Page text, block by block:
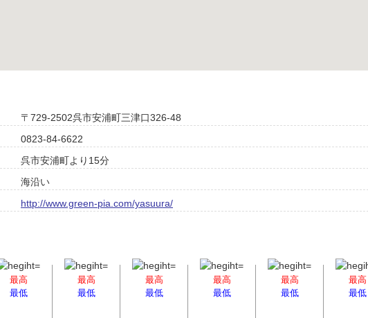
〒729-2502呉市安浦町三津口326-48
0823-84-6622
呉市安浦町より15分
海沿い
http://www.green-pia.com/yasuura/
最高
最低
最高
最低
最高
最低
最高
最低
最高
最低
最高
最低